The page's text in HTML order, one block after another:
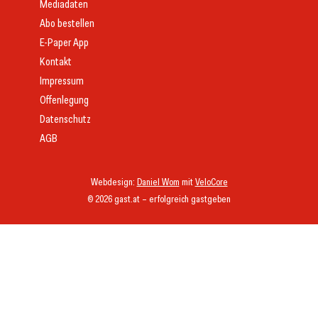
© 2026 gast.at – erfolgreich gastgeben
Webdesign: Daniel Wom mitVeloCore
Mediadaten
Abo bestellen
E-Paper App
Kontakt
Impressum
Offenlegung
Datenschutz
AGB